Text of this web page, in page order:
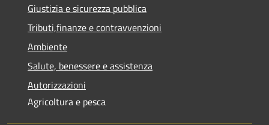
Giustizia e sicurezza pubblica
Tributi,finanze e contravvenzioni
Ambiente
Salute, benessere e assistenza
Autorizzazioni
Agricoltura e pesca